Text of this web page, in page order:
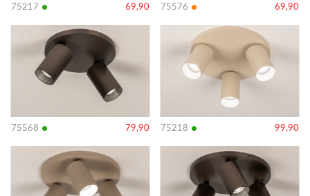
75217 • 69,90 75576 • 69,90
75568 • 79,90
Bekijk
75218 • 99,90
Bekijk
Bekijk
Bekijk